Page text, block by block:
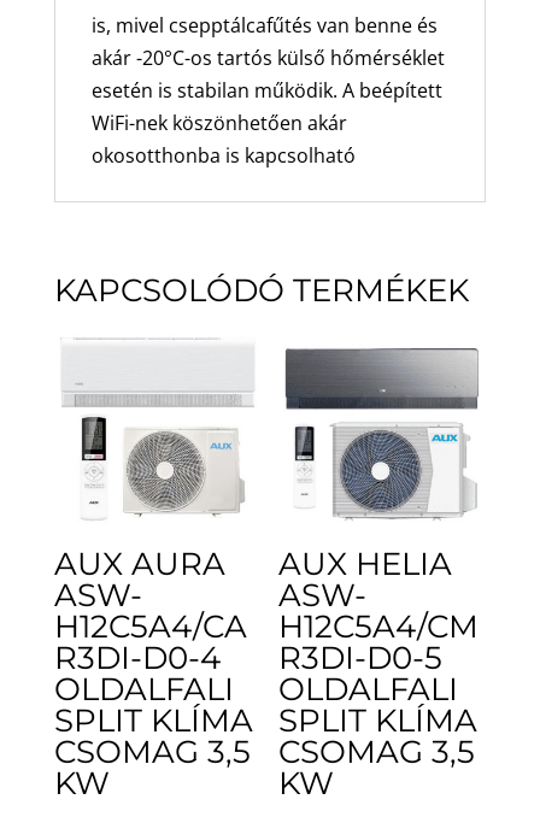
is, mivel csepptálcafűtés van benne és
akár -20°C-os tartós külső hőmérséklet
esetén is stabilan működik. A beépített
WiFi-nek köszönhetően akár
okosotthonba is kapcsolható
KAPCSOLÓDÓ TERMÉKEK
AUX AURA
ASW-
H12C5A4/CA
R3DI-D0-4
OLDALFALI
SPLIT KLÍMA
CSOMAG 3,5
KW
AUX HELIA
ASW-
H12C5A4/CM
R3DI-D0-5
OLDALFALI
SPLIT KLÍMA
CSOMAG 3,5
KW